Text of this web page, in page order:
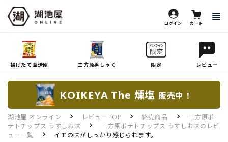
ログイン カート
揚げたて直送便 三方原男しゃく 限定 レビュー
KOIKEYA The 燻塩 販売中！
湖池屋 オンライン レビューTOP 終売商品
三方原ポ
テトチップス うすしお味
三方原ポテトチップス うすしお味のレビ
ュー一覧
イモの味がしっかり感じられます。